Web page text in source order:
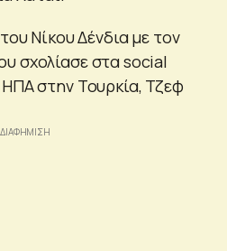
Νίκου Δένδια με τον
σχολίασε στα social
στην Τουρκία, Τζεφ